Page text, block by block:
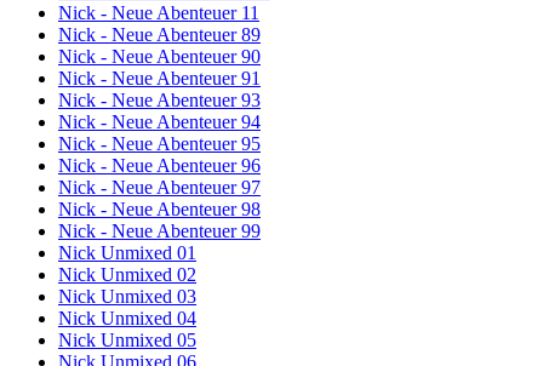
Nick - Neue Abenteuer 11
Nick - Neue Abenteuer 89
Nick - Neue Abenteuer 90
Nick - Neue Abenteuer 91
Nick - Neue Abenteuer 93
Nick - Neue Abenteuer 94
Nick - Neue Abenteuer 95
Nick - Neue Abenteuer 96
Nick - Neue Abenteuer 97
Nick - Neue Abenteuer 98
Nick - Neue Abenteuer 99
Nick Unmixed 01
Nick Unmixed 02
Nick Unmixed 03
Nick Unmixed 04
Nick Unmixed 05
Nick Unmixed 06